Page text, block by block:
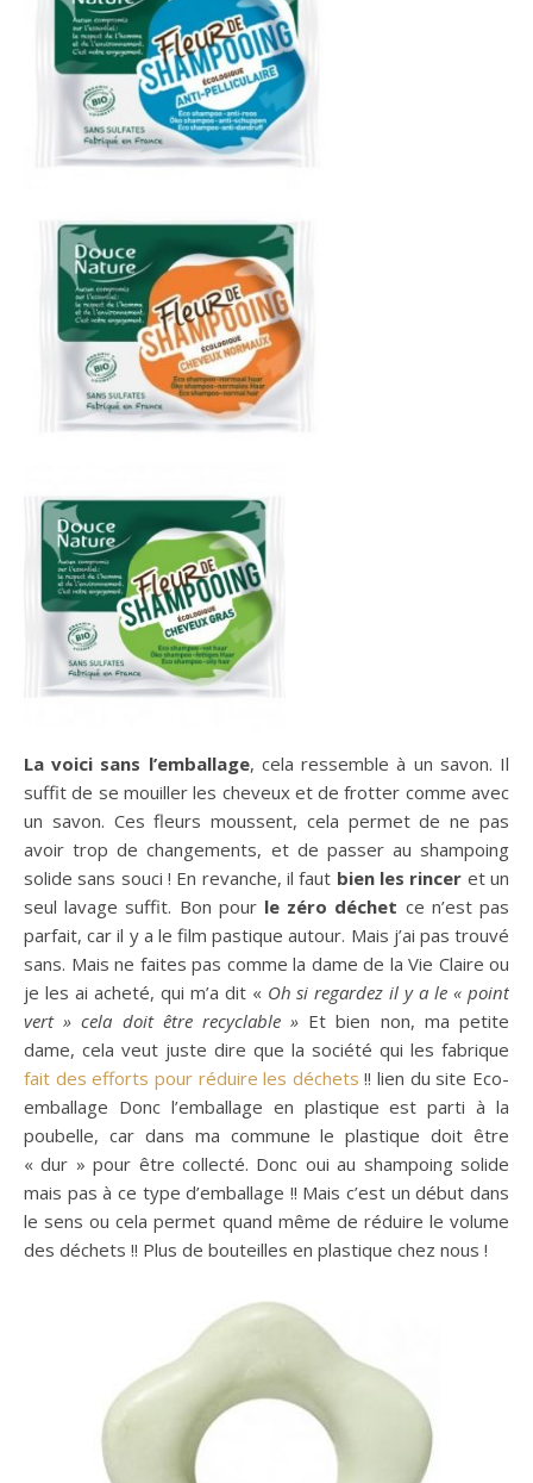
La voici sans l’emballage, cela ressemble à un savon. Il
suffit de se mouiller les cheveux et de frotter comme avec
un savon. Ces fleurs moussent, cela permet de ne pas
avoir trop de changements, et de passer au shampoing
solide sans souci ! En revanche, il faut bien les rincer et un
seul lavage suffit. Bon pour le zéro déchet ce n’est pas
parfait, car il y a le film pastique autour. Mais j’ai pas trouvé
sans. Mais ne faites pas comme la dame de la Vie Claire ou
je les ai acheté, qui m’a dit « Oh si regardez il y a le « point
vert » cela doit être recyclable » Et bien non, ma petite
dame, cela veut juste dire que la société qui les fabrique
fait des efforts pour réduire les déchets!! lien du site Eco-
emballage Donc l’emballage en plastique est parti à la
poubelle, car dans ma commune le plastique doit être
« dur » pour être collecté. Donc oui au shampoing solide
mais pas à ce type d’emballage !! Mais c’est un début dans
le sens ou cela permet quand même de réduire le volume
des déchets !! Plus de bouteilles en plastique chez nous !